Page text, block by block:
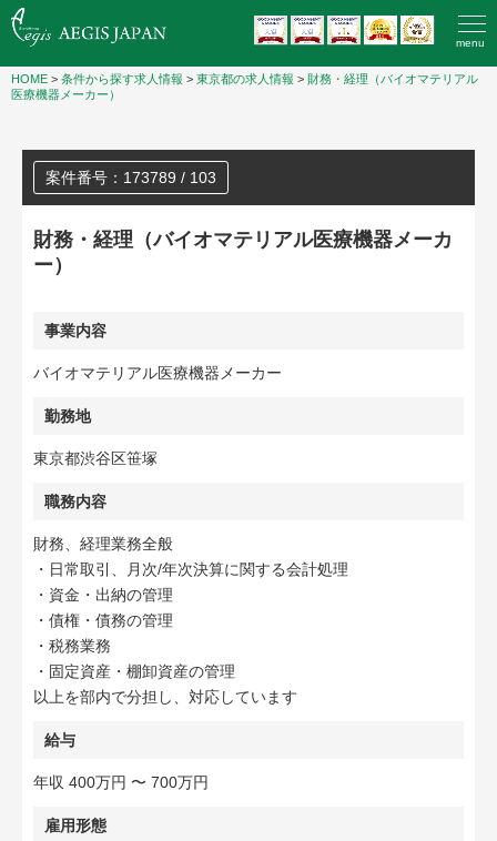
menu
HOME > 条件から探す求人情報 > 東京都の求人情報 > 財務・経理（バイオマテリアル
医療機器メーカー）
案件番号：173789 / 103
財務・経理（バイオマテリアル医療機器メーカ
ー）
事業内容
バイオマテリアル医療機器メーカー
勤務地
東京都渋谷区笹塚
職務内容
財務、経理業務全般
・日常取引、月次/年次決算に関する会計処理
・資金・出納の管理
・債権・債務の管理
・税務業務
・固定資産・棚卸資産の管理
以上を部内で分担し、対応しています
給与
年収 400万円 〜 700万円
雇用形態